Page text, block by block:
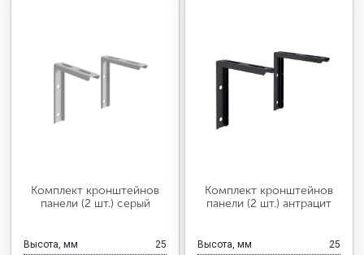
Комплект кронштейнов
панели (2 шт.) серый
Высота, мм 25
Комплект кронштейнов
панели (2 шт.) антрацит
Высота, мм 25